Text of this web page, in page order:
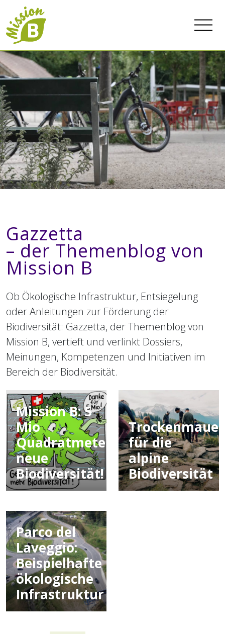
Gazzetta
– der Themenblog von
Mission B
Ob Ökologische Infrastruktur, Entsiegelung
oder Anleitungen zur Förderung der
Biodiversität: Gazzetta, der Themenblog von
Mission B, vertieft und verlinkt Dossiers,
Meinungen, Kompetenzen und Initiativen im
Bereich der Biodiversität.
Mission B: 5
Mio
Quadratmeter
neue
Biodiversität!
für die
alpine
Biodiversität
Parco del
Laveggio:
Beispielhafte
ökologische
Infrastruktur